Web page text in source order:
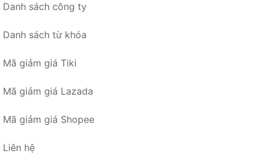
Danh sách công ty
Danh sách từ khóa
Mã giảm giá Tiki
Mã giảm giá Lazada
Mã giảm giá Shopee
Liên hệ